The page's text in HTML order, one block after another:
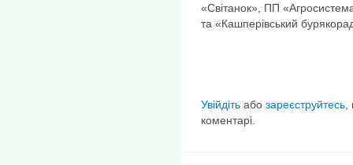
«Світанок», ПП
та «Кашперівський
Увійдіть або зареєструйтесь,
коментарі.